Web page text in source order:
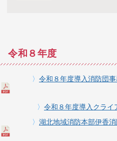
令和８年
〉 令和８年度導入消防団
〉 令和８年度導入クライ
〉 湖北地域消防本部伊香